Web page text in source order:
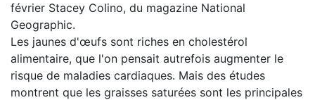
février Stacey Colino, du magazine National
Geographic.
Les jaunes d'œufs sont riches en cholestérol
alimentaire, que l'on pensait autrefois augmenter le
risque de maladies cardiaques. Mais des études
montrent que les graisses saturées sont les principales